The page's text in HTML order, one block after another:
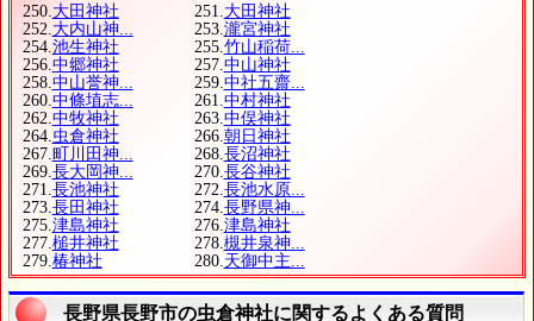
250. 大田神社 251. 大田神社
252. 大内山神... 253. 瀧宮神社
254. 池生神社 255. 竹山稲荷...
256. 中郷神社 257. 中山神社
258. 中山誉神... 259. 中社五齋...
260. 中條埴志... 261. 中村神社
262. 中牧神社 263. 中俣神社
264. 虫倉神社 266. 朝日神社
267. 町川田神... 268. 長沼神社
269. 長大岡神... 270. 長谷神社
271. 長池神社 272. 長池水原...
273. 長田神社 274. 長野県神...
275. 津島神社 276. 津島神社
277. 槌井神社 278. 槻井泉神...
279. 椿神社 280. 天御中主...
長野県長野市の虫倉神社に関するよくある質問